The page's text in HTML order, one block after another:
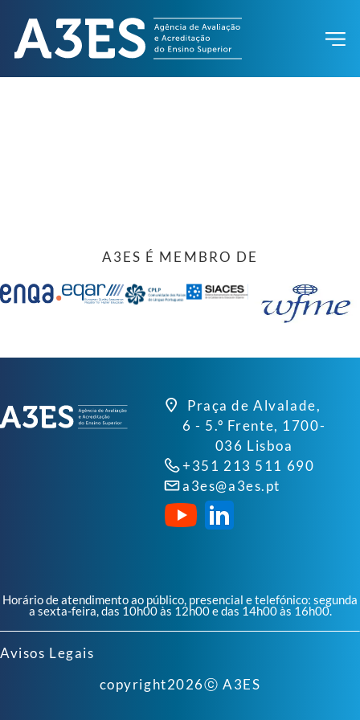
A3ES É MEMBRO DE
Praça de Alvalade,
6 - 5.º Frente, 1700-
036 Lisboa
+351 213 511 690
a3es@a3es.pt
Horário de atendimento ao público, presencial e telefónico: segunda
a sexta-feira, das 10h00 às 12h00 e das 14h00 às 16h00.
Avisos Legais
copyright2026ⓒ A3ES